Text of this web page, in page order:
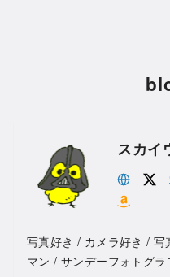
スカイ
写真好き / カメラ好き / 写
マン / サンデーフォトグ